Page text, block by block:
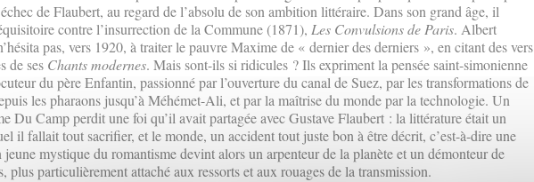
de Flaubert, au regard de l’absolu de son ambition littéraire. Dans son grand âge, il
contre l’insurrection de la Commune (1871), Les Convulsions de Paris. Albert
pas, vers 1920, à traiter le pauvre Maxime de « dernier des derniers », en citant des vers
de ses Chants modernes. Mais sont-ils si ridicules ? Ils expriment la pensée saint-simonienne
du père Enfantin, passionné par l’ouverture du canal de Suez, par les transformations de
les pharaons jusqu’à Méhémet-Ali, et par la maîtrise du monde par la technologie. Un
Du Camp perdit une foi qu’il avait partagée avec Gustave Flaubert : la littérature était un
il fallait tout sacrifier, et le monde, un accident tout juste bon à être décrit, c’est-à-dire une
mystique du romantisme devint alors un arpenteur de la planète et un démonteur de
plus particulièrement attaché aux ressorts et aux rouages de la transmission.